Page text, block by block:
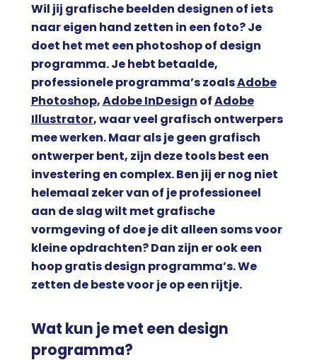
Wil jij grafische beelden designen of iets
naar eigen hand zetten in een foto? Je
doet het met een photoshop of design
programma. Je hebt betaalde,
professionele programma’s zoalsAdobe
Photoshop,Adobe InDesign ofAdobe
Illustrator, waar veel grafisch ontwerpers
mee werken. Maar als je geen grafisch
ontwerper bent, zijn deze tools best een
investering en complex. Ben jij er nog niet
helemaal zeker van of je professioneel
aan de slag wilt met grafische
vormgeving of doe je dit alleen soms voor
kleine opdrachten? Dan zijn er ook een
hoop gratis design programma’s. We
zetten de beste voor je op een rijtje.
Wat kun je met een design
programma?